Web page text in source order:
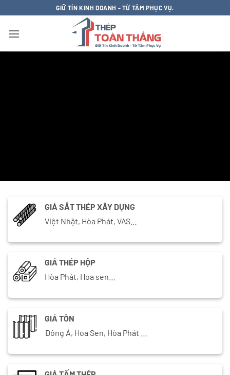
qua
nội
GIỮ TÍN KINH DOANH - TỪ TÂM PHỤC VỤ.
GIÁ SẮT THÉP XÂY DỰNG
Việt Nhật, Hòa Phát, VAS…
GIÁ THÉP HỘP
Hòa Phát, Hoa sen…
GIÁ TÔN
Đông Á, Hoa Sen, Hòa Phát …